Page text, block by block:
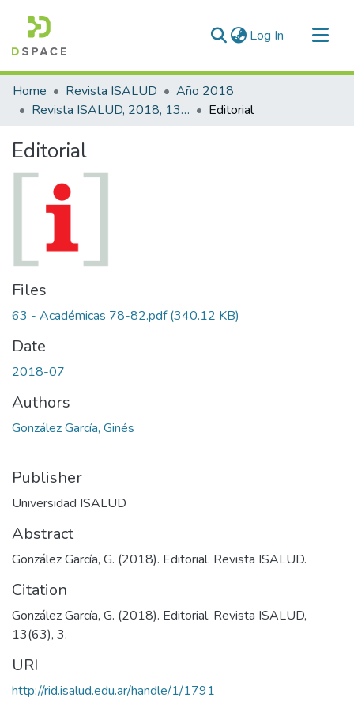
Log In (current)
Communities & Collections
All of DSpace
Home Revista ISALUD
Año 2018
Revista ISALUD, 2018, 13(63)
Editorial
Editorial
Files
63 - Académicas 78-82.pdf(340.12 KB)
Date
2018-07
Authors
González García, Ginés
Publisher
Universidad ISALUD
Abstract
González García, G. (2018). Editorial. Revista ISALUD.
Citation
González García, G. (2018). Editorial. Revista ISALUD,
13(63), 3.
URI
http://rid.isalud.edu.ar/handle/1/1791